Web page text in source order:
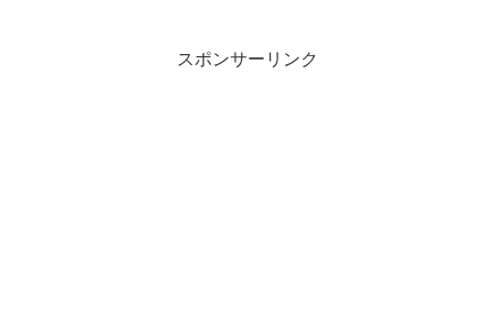
スポンサーリンク